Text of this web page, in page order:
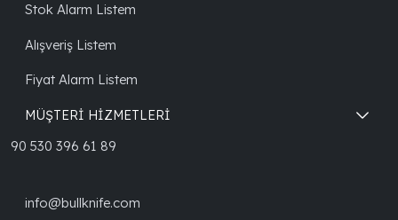
Stok Alarm Listem
Alışveriş Listem
Fiyat Alarm Listem
MÜŞTERİ HİZMETLERİ
90 530 396 61 89
info@bullknife.com